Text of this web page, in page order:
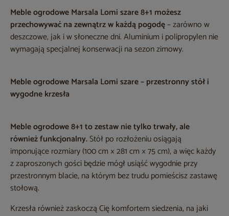
Meble ogrodowe Marsala Lomi szare 8+1 możesz
przechowywać na zewnątrz w każdą pogodę– zarówno w
deszczowe, jak i w słoneczne dni. Aluminium i polipropylen nie
wymagają specjalnej konserwacji na sezon zimowy.
Meble ogrodowe Marsala Lomi szare – przestronny stół i
wygodne krzesła
Meble ogrodowe 8+1 to zestaw nie tylko trwały, ale
również funkcjonalny.Stół po rozłożeniu osiągają
imponujące rozmiary (100 cm × 281 cm × 75 cm), a więc każdy
z zaproszonych gości będzie mógł usiąść wygodnie przy
przestronnym blacie, na którym bez trudu pomieścisz zastawę
stołową.
Krzesła również zaskoczą Cię komfortem siedzenia, na jaki